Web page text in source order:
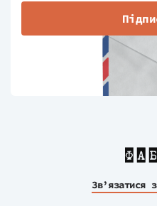
Зв’язатися